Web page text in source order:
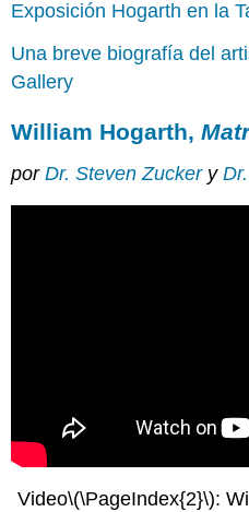
Exposición Hogarth en la
Una breve biografía del
Gallery
William Hogarth,
porDr. Steven Zuckery
Video\(\PageIndex{2}\):